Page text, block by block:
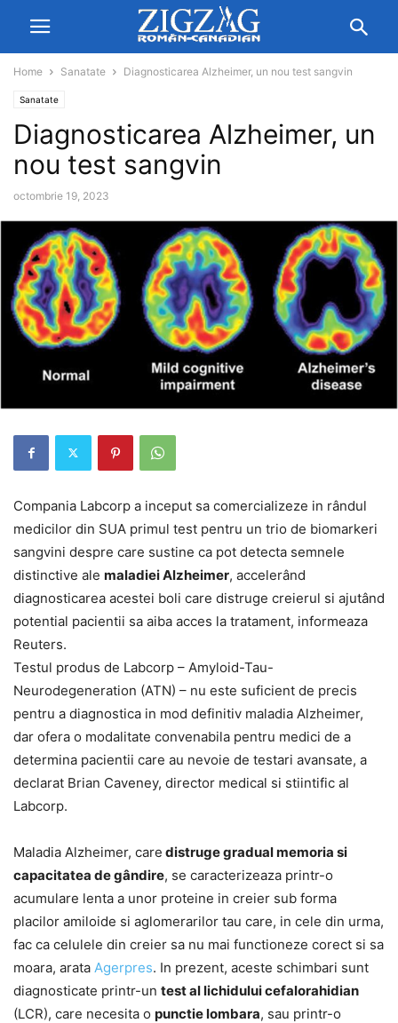
Home Sanatate Diagnosticarea Alzheimer, un nou test sangvin
Sanatate
Diagnosticarea Alzheimer, un
nou test sangvin
octombrie 19, 2023
Compania Labcorp a inceput sa comercializeze in rândul
medicilor din SUA primul test pentru un trio de biomarkeri
sangvini despre care sustine ca pot detecta semnele
distinctive ale maladiei Alzheimer, accelerând
diagnosticarea acestei boli care distruge creierul si ajutând
potential pacientii sa aiba acces la tratament, informeaza
Reuters.
Testul produs de Labcorp – Amyloid-Tau-
Neurodegeneration (ATN) – nu este suficient de precis
pentru a diagnostica in mod definitiv maladia Alzheimer,
dar ofera o modalitate convenabila pentru medici de a
determina pacientii care au nevoie de testari avansate, a
declarat Brian Caveney, director medical si stiintific al
Labcorp.
Maladia Alzheimer, care distruge gradual memoria si
capacitatea de gândire, se caracterizeaza printr-o
acumulare lenta a unor proteine in creier sub forma
placilor amiloide si aglomerarilor tau care, in cele din urma,
fac ca celulele din creier sa nu mai functioneze corect si sa
moara, arata Agerpres. In prezent, aceste schimbari sunt
diagnosticate printr-un test al lichidului cefalorahidian
(LCR), care necesita o punctie lombara, sau printr-o